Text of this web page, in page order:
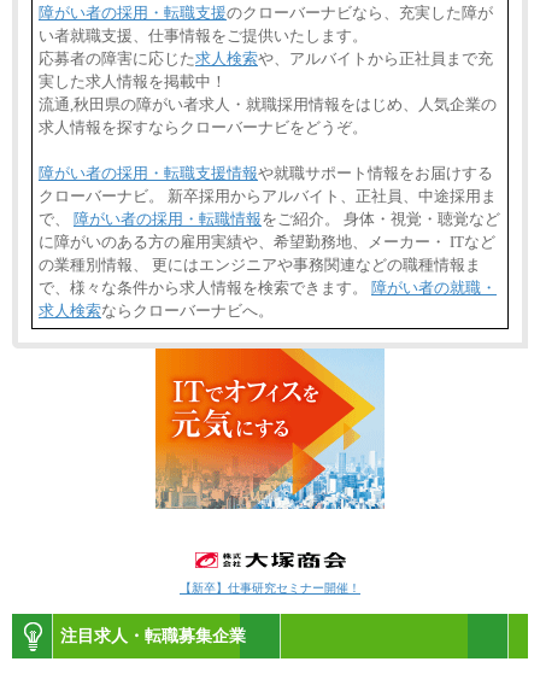
障がい者の採用・転職支援のクローバーナビなら、充実した障が
い者就職支援、仕事情報をご提供いたします。
応募者の障害に応じた求人検索や、アルバイトから正社員まで充
実した求人情報を掲載中！
流通,秋田県の障がい者求人・就職採用情報をはじめ、人気企業の
求人情報を探すならクローバーナビをどうぞ。
障がい者の採用・転職支援情報や就職サポート情報をお届けする
クローバーナビ。 新卒採用からアルバイト、正社員、中途採用ま
で、 障がい者の採用・転職情報をご紹介。 身体・視覚・聴覚など
に障がいのある方の雇用実績や、希望勤務地、メーカー・ ITなど
の業種別情報、 更にはエンジニアや事務関連などの職種情報ま
で、様々な条件から求人情報を検索できます。 障がい者の就職・
求人検索ならクローバーナビへ。
【新卒】仕事研究セミナー開催！
注目求人・転職募集企業